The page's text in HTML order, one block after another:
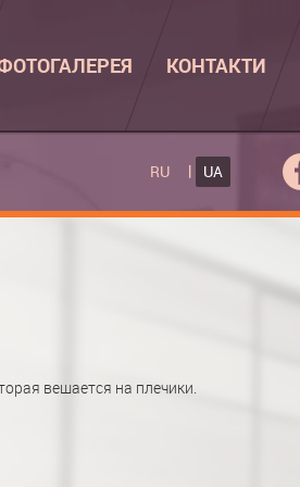
КОНТАКТИ
RU UA
вешается на плечики.